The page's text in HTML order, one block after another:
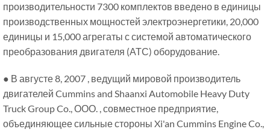
производительности 7300 комплектов введено в единицы
производственных мощностей электроэнергетики, 20,000
единицы и 15,000 агрегаты с системой автоматического
преобразования двигателя (АТС) оборудование.
● В августе 8, 2007 , ведущий мировой производитель
двигателей Cummins and Shaanxi Automobile Heavy Duty
Truck Group Co., ООО. , совместное предприятие,
объединяющее сильные стороны Xi'an Cummins Engine Co.,